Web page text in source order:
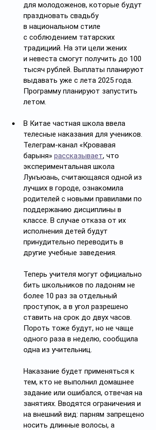
для молодоженов, которые будут
праздновать свадьбу
в национальном стиле
с соблюдением татарских
традициий. На эти цели жених
и невеста смогут получить до 100
тысяч рублей. Выплаты планируют
выдавать уже с лета 2025 года.
Программу планируют запустить
летом.
В Китае частная школа ввела
телесные наказания для учеников.
Телеграм-канал «Кровавая
барыня» рассказывает, что
экспериментальная школа
Лунъюань, считающаяся одной из
лучших в городе, ознакомила
родителей с новыми правилами по
поддержанию дисциплины в
классе. В случае отказа от их
исполнения детей будут
принудительно переводить в
другие учебные заведения.
Теперь учителя могут официально
бить школьников по ладоням не
более 10 раз за отдельный
проступок, а в угол разрешено
ставить на срок до двух часов.
Пороть тоже будут, но не чаще
одного раза в неделю, сообщила
одна из учительниц.
Наказание будет применяться к
тем, кто не выполнил домашнее
задание или ошибался, отвечая на
занятиях. Вводятся ограничения и
на внешний вид: парням запрещено
носить длинные волосы, а